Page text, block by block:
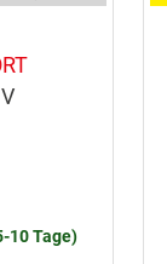
10 Tage)